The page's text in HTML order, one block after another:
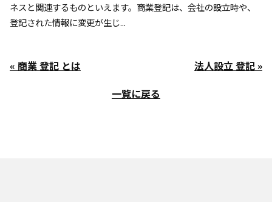
ネスと関連するものといえます。商業登記は、会社の設立時や、
登記された情報に変更が生じ...
« 商業 登記 とは
法人設立 登記 »
一覧に戻る